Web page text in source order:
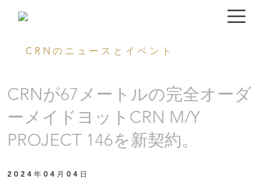
CRNのニュースとイベント
CRNが67メートルの完全オーダ
ーメイドヨットCRN M/Y
PROJECT 146を新契約。
2024年04月04日